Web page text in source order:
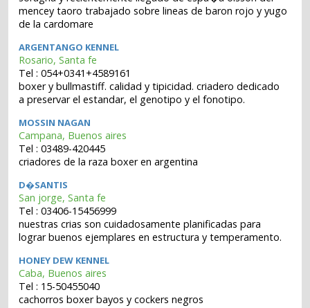
mencey taoro trabajado sobre lineas de baron rojo y yugo
de la cardomare
ARGENTANGO KENNEL
Rosario, Santa fe
Tel : 054+0341+4589161
boxer y bullmastiff. calidad y tipicidad. criadero dedicado
a preservar el estandar, el genotipo y el fonotipo.
MOSSIN NAGAN
Campana, Buenos aires
Tel : 03489-420445
criadores de la raza boxer en argentina
D�SANTIS
San jorge, Santa fe
Tel : 03406-15456999
nuestras crias son cuidadosamente planificadas para
lograr buenos ejemplares en estructura y temperamento.
HONEY DEW KENNEL
Caba, Buenos aires
Tel : 15-50455040
cachorros boxer bayos y cockers negros